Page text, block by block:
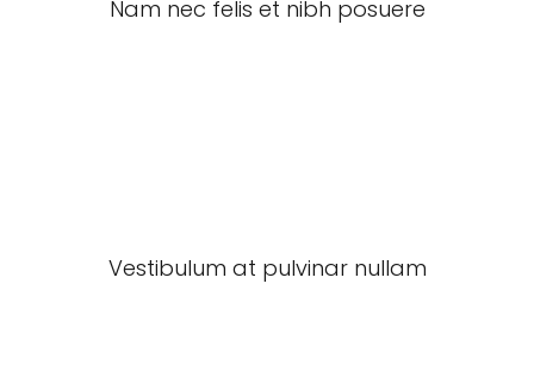
Nam nec felis et nibh posuere
Vestibulum at pulvinar nullam